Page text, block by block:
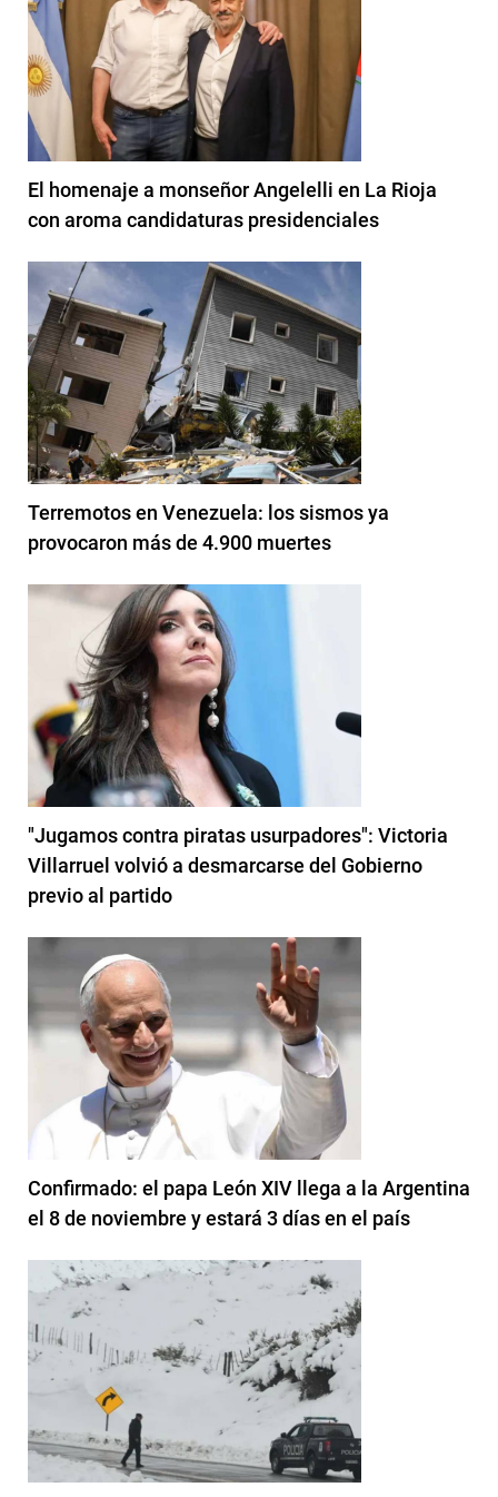
El homenaje a monseñor Angelelli en La Rioja
con aroma candidaturas presidenciales
Terremotos en Venezuela: los sismos ya
provocaron más de 4.900 muertes
"Jugamos contra piratas usurpadores": Victoria
Villarruel volvió a desmarcarse del Gobierno
previo al partido
Confirmado: el papa León XIV llega a la Argentina
el 8 de noviembre y estará 3 días en el país